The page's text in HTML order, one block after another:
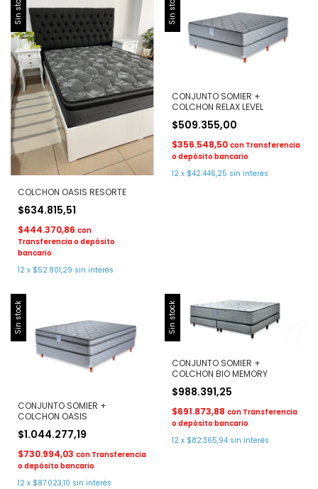
Sin stock
COLCHON OASIS RESORTE
$634.815,51
$444.370,86 con
Transferencia o depósito
bancario
12 x $52.901,29 sin interés
Sin stock
CONJUNTO SOMIER +
COLCHON RELAX LEVEL
$509.355,00
$356.548,50 con Transferencia
o depósito bancario
12 x $42.446,25 sin interés
Sin stock
CONJUNTO SOMIER +
COLCHON OASIS
$1.044.277,19
$730.994,03 con Transferencia
o depósito bancario
12 x $87.023,10 sin interés
Sin stock
CONJUNTO SOMIER +
COLCHON BIO MEMORY
$988.391,25
$691.873,88 con Transferencia
o depósito bancario
12 x $82.365,94 sin interés